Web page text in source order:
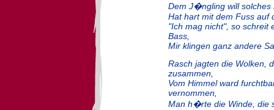
Dem J�ngling will solches
Hat hart mit dem Fuss auf
"Ich mag nicht", so schreit
Bass,
Mir klingen ganz andere
Rasch jagten die Wolken,
zusammen,
Vom Himmel ward
vernommen,
Man h�rte die Winde, die